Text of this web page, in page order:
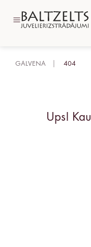
GALVENA 404
Ups!